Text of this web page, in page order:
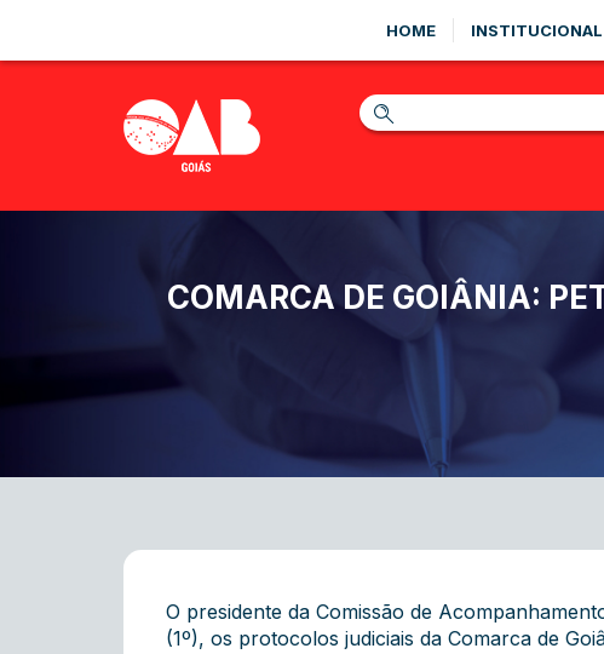
HOME INSTITUCIONAL
COMARCA DE GOIÂNIA:
O presidente da Comissão de
(1º), os protocolos judiciais da Comarca de